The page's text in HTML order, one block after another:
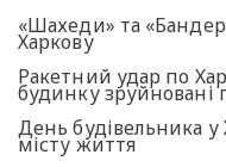
«Шахеди» та
Харкову
Ракетний удар по
будинку зруйновані
День будівельника у
місту життя